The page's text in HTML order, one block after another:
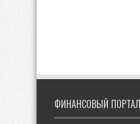
ФИНАНСОВЫЙ ПОРТАЛ